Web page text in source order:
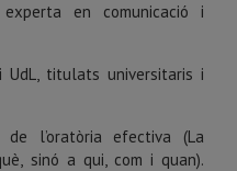
en comunicació i
UdL, titulats universitaris i
de l’oratòria efectiva (La
sinó a qui, com i quan).